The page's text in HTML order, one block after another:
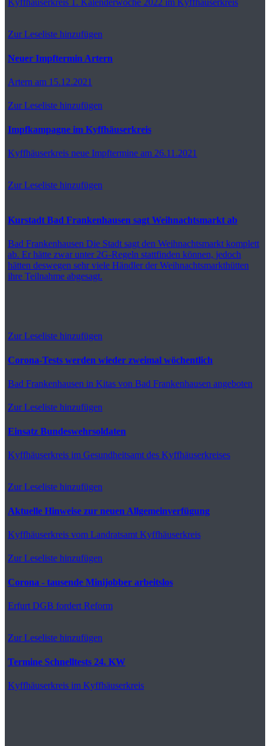
Zur Leseliste hinzufügen
Neuer Impftermin Artern
Artern am 15.12.2021
Zur Leseliste hinzufügen
Impfkampagne im Kyffhäuserkreis
Kyffhäuserkreis neue Impftermine am 26.11.2021
Zur Leseliste hinzufügen
Kurstadt Bad Frankenhausen sagt Weihnachtsmarkt ab
Bad Frankenhausen Die Stadt sagt den Weihnachtsmarkt komplett
ab. Er hätte zwar unter 2G-Regeln stattfinden können, jedoch
hätten deswegen sehr viele Händler der Weihnachtsmarkthütten
ihre Teilnahme abgesagt.
Zur Leseliste hinzufügen
Corona-Tests werden wieder zweimal wöchentlich
Bad Frankenhausen in Kitas von Bad Frankenhausen angeboten
Zur Leseliste hinzufügen
Einsatz Bundeswehrsoldaten
Kyffhäuserkreis im Gesundheitsamt des Kyffhäuserkreises
Zur Leseliste hinzufügen
Aktuelle Hinweise zur neuen Allgemeinverfügung
Kyffhäuserkreis vom Landratsamt Kyffhäuserkreis
Zur Leseliste hinzufügen
Corona - tausende Minijobber arbeitslos
Erfurt DGB fordert Reform
Zur Leseliste hinzufügen
Termine Schnelltests 24. KW
Kyffhäuserkreis im Kyffhäuserkreis